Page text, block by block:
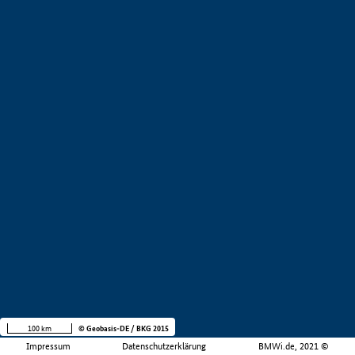
Impressum Datenschutzerklärung BMWi.de, 2021 ©
100 km © Geobasis-DE / BKG 2015